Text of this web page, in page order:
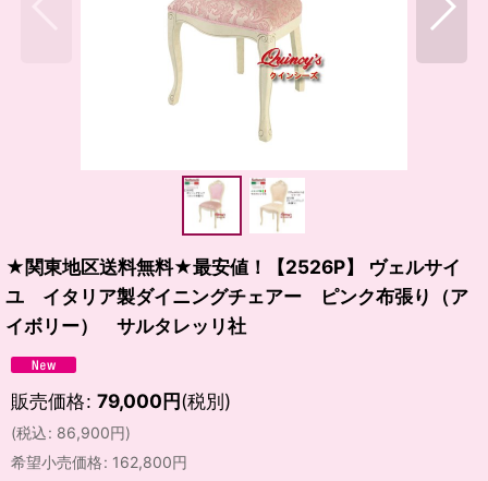
★関東地区送料無料★最安値！【2526P】 ヴェルサイ
ユ イタリア製ダイニングチェアー ピンク布張り（ア
イボリー） サルタレッリ社
販売価格: 79,000円(税別)
(税込: 86,900円)
希望小売価格: 162,800円